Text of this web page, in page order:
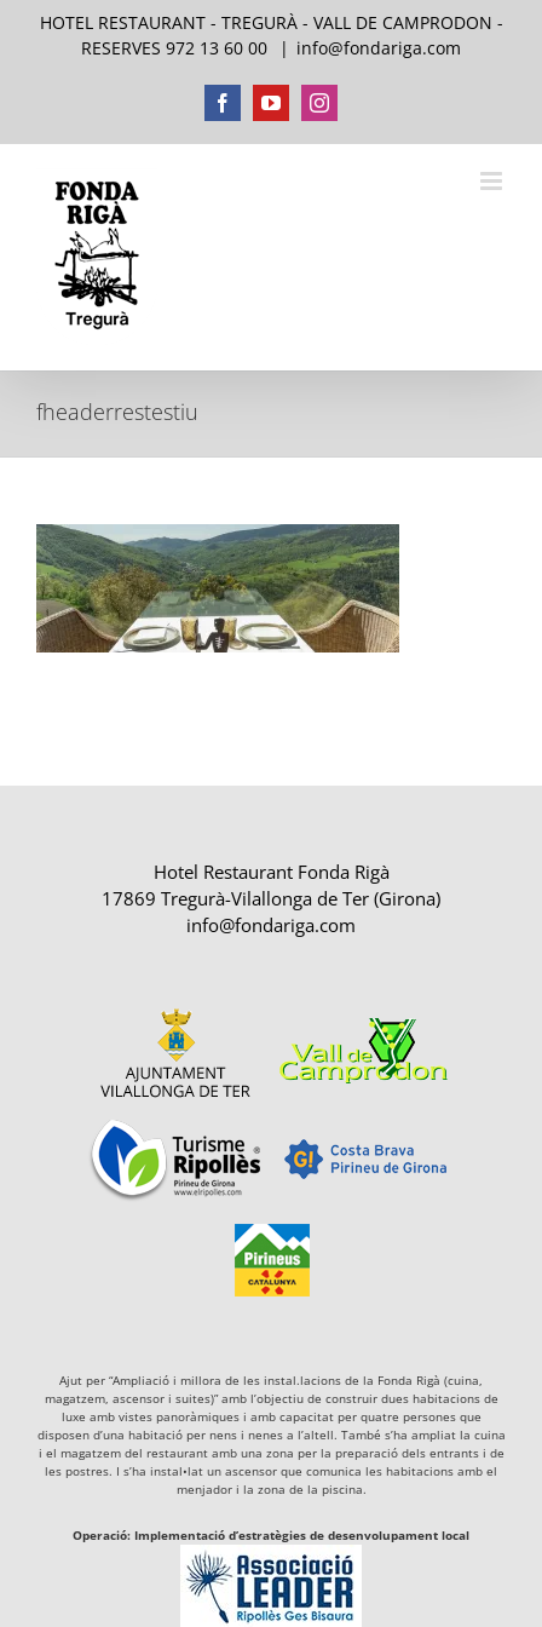
HOTEL RESTAURANT - TREGURÀ - VALL DE CAMPRODON -
RESERVES 972 13 60 00
| info@fondariga.com
FacebookYouTubeInstagram
fheaderrestestiu
Hotel Restaurant Fonda Rigà
17869 Tregurà-Vilallonga de Ter (Girona)
info@fondariga.com
Ajut per “Ampliació i millora de les instal.lacions de la Fonda Rigà (cuina,
magatzem, ascensor i suites)” amb l’objectiu de construir dues habitacions de
luxe amb vistes panoràmiques i amb capacitat per quatre persones que
disposen d’una habitació per nens i nenes a l’altell. També s’ha ampliat la cuina
i el magatzem del restaurant amb una zona per la preparació dels entrants i de
les postres. I s’ha instal•lat un ascensor que comunica les habitacions amb el
menjador i la zona de la piscina.
Operació: Implementació d’estratègies de desenvolupament local